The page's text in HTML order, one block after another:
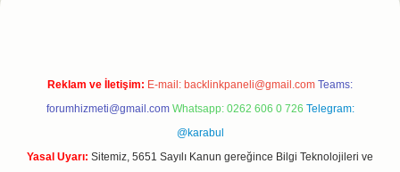
Reklam ve İletişim: E-mail: backlinkpaneli@gmail.com Teams:
forumhizmeti@gmail.com Whatsapp: 0262 606 0 726 Telegram:
@karabul
Yasal Uyarı: Sitemiz, 5651 Sayılı Kanun gereğince Bilgi Teknolojileri ve